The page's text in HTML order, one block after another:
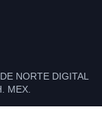
NORTE DIGITAL
MEX.